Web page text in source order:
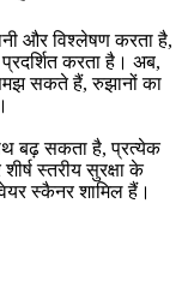
और विश्लेषण करता है,
करता है। अब,
सकते हैं, रुझानों का
बढ़ सकता है, प्रत्येक
स्तरीय सुरक्षा के
स्कैनर शामिल हैं।